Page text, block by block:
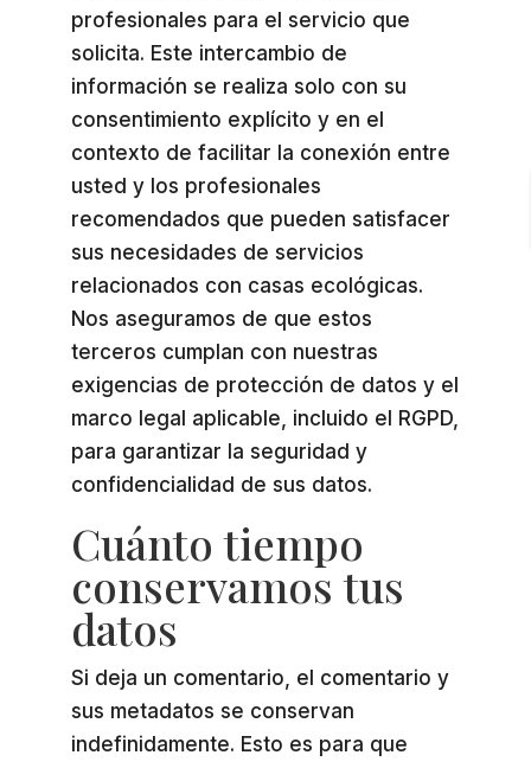
profesionales para el servicio que
solicita. Este intercambio de
información se realiza solo con su
consentimiento explícito y en el
contexto de facilitar la conexión entre
usted y los profesionales
recomendados que pueden satisfacer
sus necesidades de servicios
relacionados con casas ecológicas.
Nos aseguramos de que estos
terceros cumplan con nuestras
exigencias de protección de datos y el
marco legal aplicable, incluido el RGPD,
para garantizar la seguridad y
confidencialidad de sus datos.
Cuánto tiempo
conservamos tus
datos
Si deja un comentario, el comentario y
sus metadatos se conservan
indefinidamente. Esto es para que